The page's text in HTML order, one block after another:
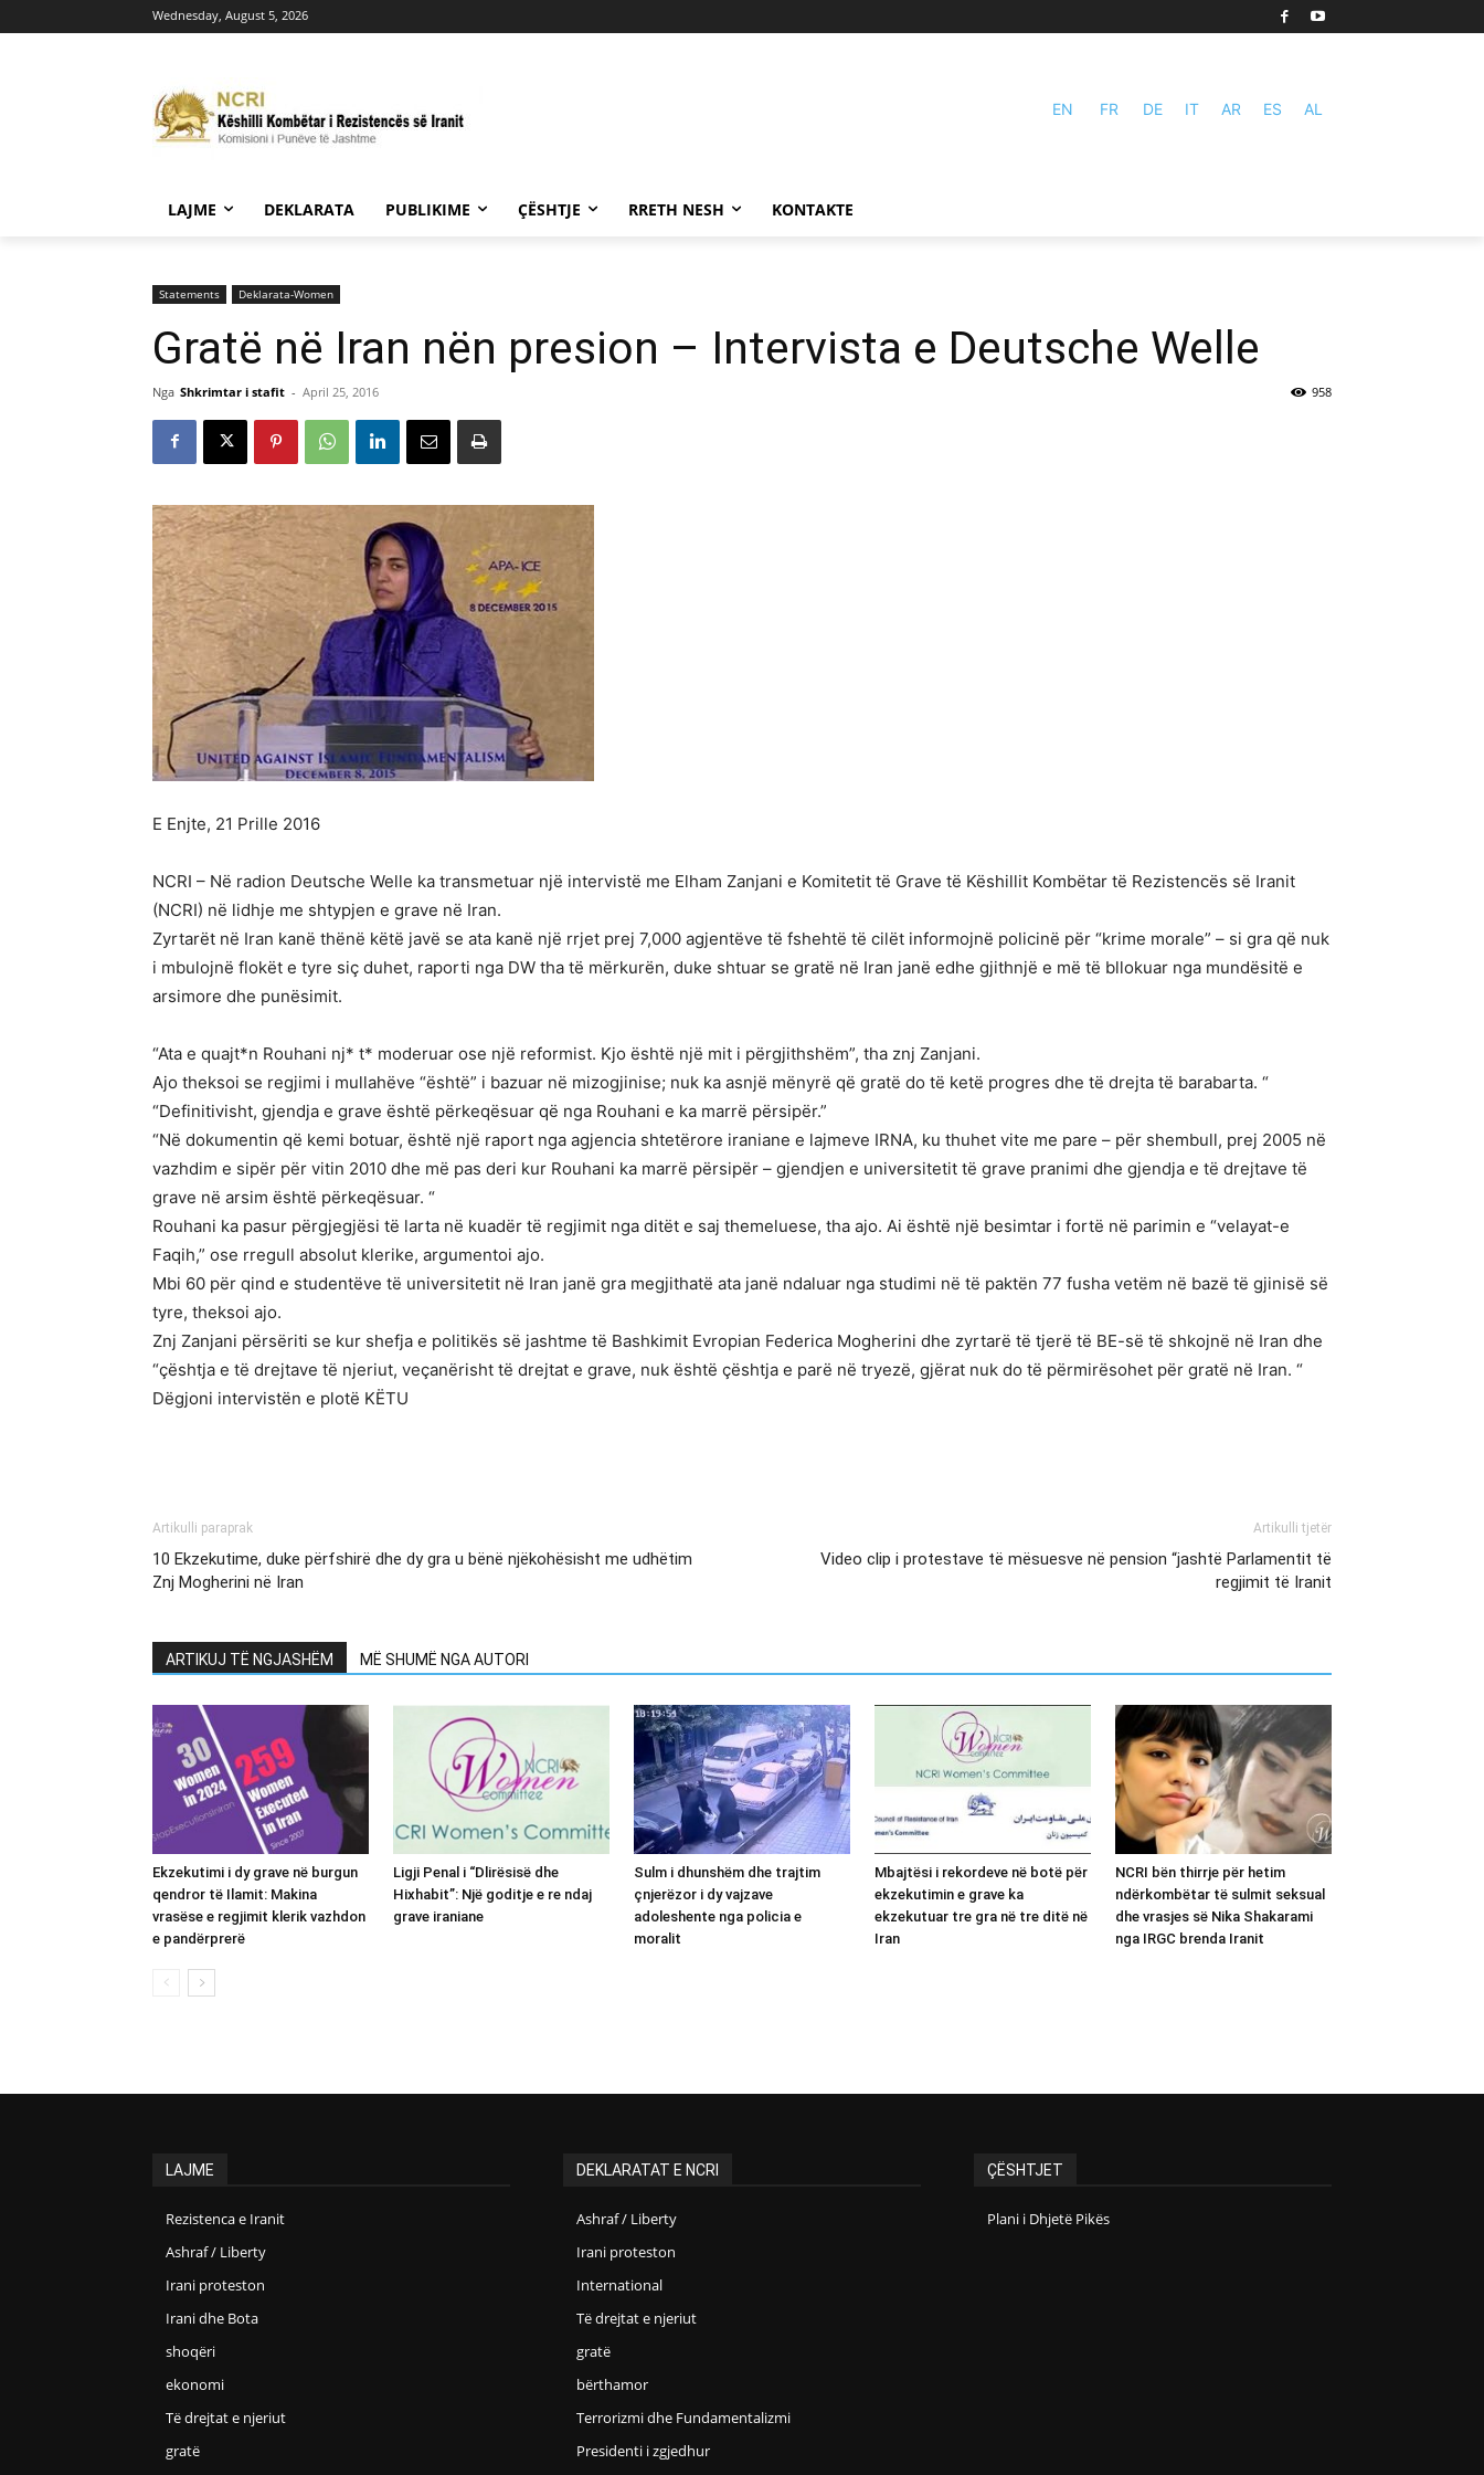
Wednesday, August 5, 2026
EN FR DE IT AR ES AL
LAJME DEKLARATA PUBLIKIME ÇËSHTJE RRETH NESH KONTAKTE
Statements Deklarata-Women
Gratë në Iran nën presion – Intervista e Deutsche Welle
Nga Shkrimtar i stafit - April 25, 2016 958
E Enjte, 21 Prille 2016
NCRI – Në radion Deutsche Welle ka transmetuar një intervistë me Elham Zanjani e Komitetit të Grave të Këshillit Kombëtar të Rezistencës së Iranit
(NCRI) në lidhje me shtypjen e grave në Iran.
Zyrtarët në Iran kanë thënë këtë javë se ata kanë një rrjet prej 7,000 agjentëve të fshehtë të cilët informojnë policinë për “krime morale” – si gra që nuk
i mbulojnë flokët e tyre siç duhet, raporti nga DW tha të mërkurën, duke shtuar se gratë në Iran janë edhe gjithnjë e më të bllokuar nga mundësitë e
arsimore dhe punësimit.
“Ata e quajt*n Rouhani nj* t* moderuar ose një reformist. Kjo është një mit i përgjithshëm”, tha znj Zanjani.
Ajo theksoi se regjimi i mullahëve “është” i bazuar në mizogjinise; nuk ka asnjë mënyrë që gratë do të ketë progres dhe të drejta të barabarta. “
“Definitivisht, gjendja e grave është përkeqësuar që nga Rouhani e ka marrë përsipër.”
“Në dokumentin që kemi botuar, është një raport nga agjencia shtetërore iraniane e lajmeve IRNA, ku thuhet vite me pare – për shembull, prej 2005 në
vazhdim e sipër për vitin 2010 dhe më pas deri kur Rouhani ka marrë përsipër – gjendjen e universitetit të grave pranimi dhe gjendja e të drejtave të
grave në arsim është përkeqësuar. “
Rouhani ka pasur përgjegjësi të larta në kuadër të regjimit nga ditët e saj themeluese, tha ajo. Ai është një besimtar i fortë në parimin e “velayat-e
Faqih,” ose rregull absolut klerike, argumentoi ajo.
Mbi 60 për qind e studentëve të universitetit në Iran janë gra megjithatë ata janë ndaluar nga studimi në të paktën 77 fusha vetëm në bazë të gjinisë së
tyre, theksoi ajo.
Znj Zanjani përsëriti se kur shefja e politikës së jashtme të Bashkimit Evropian Federica Mogherini dhe zyrtarë të tjerë të BE-së të shkojnë në Iran dhe
“çështja e të drejtave të njeriut, veçanërisht të drejtat e grave, nuk është çështja e parë në tryezë, gjërat nuk do të përmirësohet për gratë në Iran. “
Dëgjoni intervistën e plotë KËTU
Artikulli paraprak
10 Ekzekutime, duke përfshirë dhe dy gra u bënë njëkohësisht me udhëtim
Znj Mogherini në Iran
Artikulli tjetër
Video clip i protestave të mësuesve në pension “jashtë Parlamentit të
regjimit të Iranit
ARTIKUJ TË NGJASHËM MË SHUMË NGA AUTORI
Ekzekutimi i dy grave në burgun
qendror të Ilamit: Makina
vrasëse e regjimit klerik vazhdon
e pandërprerë
Ligji Penal i “Dlirësisë dhe
Hixhabit”: Një goditje e re ndaj
grave iraniane
Sulm i dhunshëm dhe trajtim
çnjerëzor i dy vajzave
adoleshente nga policia e
moralit
Mbajtësi i rekordeve në botë për
ekzekutimin e grave ka
ekzekutuar tre gra në tre ditë në
Iran
NCRI bën thirrje për hetim
ndërkombëtar të sulmit seksual
dhe vrasjes së Nika Shakarami
nga IRGC brenda Iranit
LAJME
Rezistenca e Iranit
Ashraf / Liberty
Irani proteston
Irani dhe Bota
shoqëri
ekonomi
Të drejtat e njeriut
gratë
DEKLARATAT E NCRI
Ashraf / Liberty
Irani proteston
International
Të drejtat e njeriut
gratë
bërthamor
Terrorizmi dhe Fundamentalizmi
Presidenti i zgjedhur
ÇËSHTJET
Plani i Dhjetë Pikës